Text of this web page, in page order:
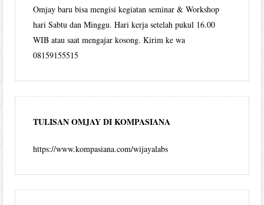
Omjay baru bisa mengisi kegiatan seminar & Workshop
hari Sabtu dan Minggu. Hari kerja setelah pukul 16.00
WIB atau saat mengajar kosong. Kirim ke wa
08159155515
TULISAN OMJAY DI KOMPASIANA
https://www.kompasiana.com/wijayalabs